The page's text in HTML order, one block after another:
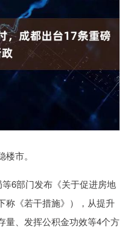
市。
6部门发布《关于促进房地
称《若干措施》），从提升
量、发挥公积金功效等4个方